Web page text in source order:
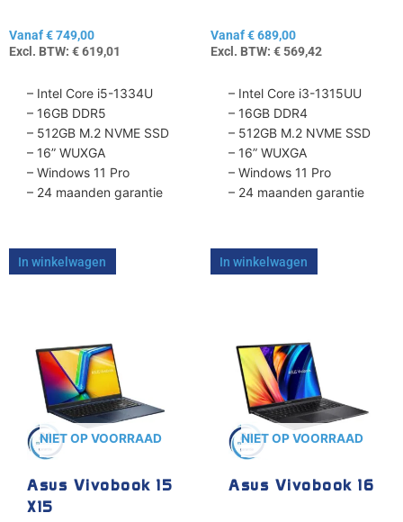
Vanaf€749,00
Excl. BTW: €619,01
– Intel Core i5-1334U
– 16GB DDR5
– 512GB M.2 NVME SSD
– 16” WUXGA
– Windows 11 Pro
– 24 maanden garantie
In winkelwagen
productpagina
Vanaf€689,00
Excl. BTW: €569,42
– Intel Core i3-1315UU
– 16GB DDR4
– 512GB M.2 NVME SSD
– 16” WUXGA
– Windows 11 Pro
– 24 maanden garantie
In winkelwagen
productpagina
NIET OP VOORRAAD
Asus Vivobook 15
X15
heeft
meerdere
variaties.
optie
worden
NIET OP VOORRAAD
Asus Vivobook 16
heeft
meerdere
variaties.
optie
worden